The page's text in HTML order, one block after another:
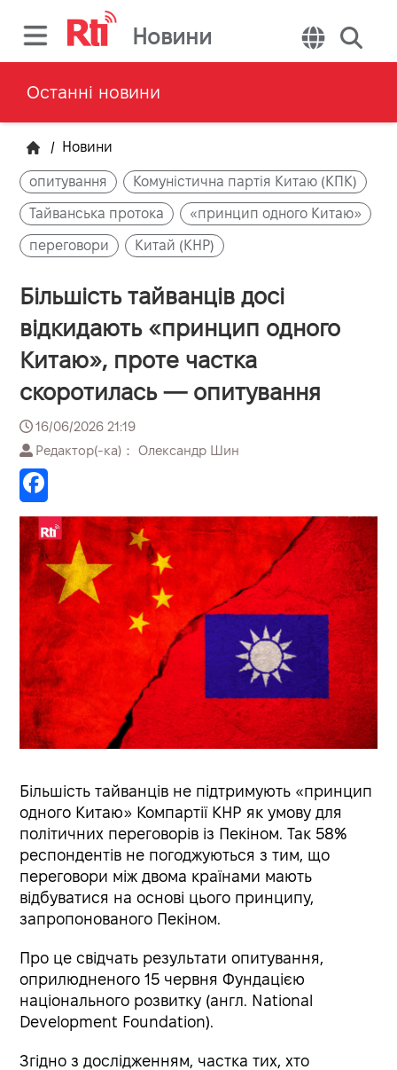
Новини
Останні новини
/ Новини
опитування Комуністична партія Китаю (КПК)
Тайванська протока «принцип одного Китаю»
переговори Китай (КНР)
Більшість тайванців досі
відкидають «принцип одного
Китаю», проте частка
скоротилась — опитування
16/06/2026 21:19
Редактор(-ка)： Олександр Шин
Більшість тайванців не підтримують «принцип
одного Китаю» Компартії КНР як умову для
політичних переговорів із Пекіном. Так 58%
респондентів не погоджуються з тим, що
переговори між двома країнами мають
відбуватися на основі цього принципу,
запропонованого Пекіном.
Про це свідчать результати опитування,
оприлюдненого 15 червня Фундацією
національного розвитку (англ. National
Development Foundation).
Згідно з дослідженням, частка тих, хто